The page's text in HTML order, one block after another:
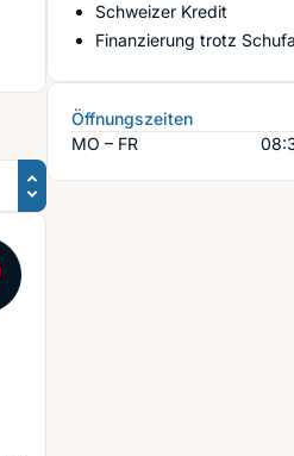
Schweizer Kredit
Finanzierung trotz Schufa
Öffnungszeiten
MO – FR